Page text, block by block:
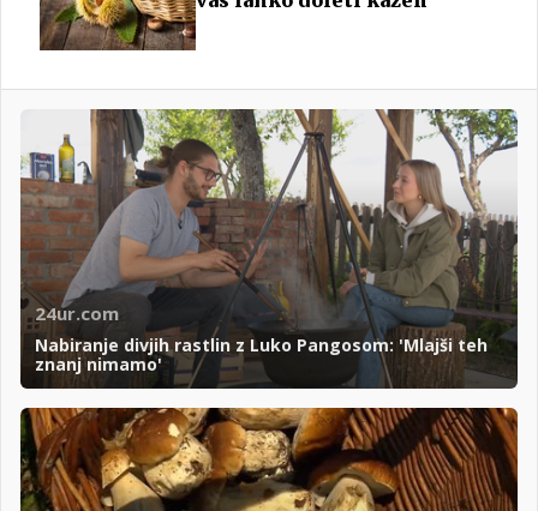
24ur.com
Nabiranje divjih rastlin z Luko Pangosom: 'Mlajši teh
znanj nimamo'